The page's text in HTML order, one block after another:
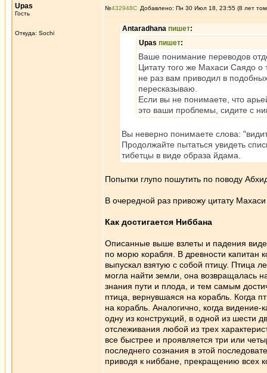
Upas
Гость
Откуда: Sochi
№432948 Добавлено: Пн 30 Июл 18, 23:55 (8 лет
Antaradhana пишет:
Upas пишет:
Ваше понимание переводов
Цитату того же Махаси Саядо о
не раз вам приводил в
пересказываю.
Если вы не понимаете, что
это ваши проблемы, сидите с
Вы неверно понимаете слова:
Продолжайте пытаться увидеть
тибетцы в виде образа йдама.
Попытки глупо пошутить по поводу
В очередной раз привожу цитату
Как достигается Ниббана
Описанные выше взлеты и падения
по морю корабля. В древности капитан
выпускал взятую с собой птицу. Птица
могла найти земли, она возвращалась
знания пути и плода, и тем самым
птица, вернувшаяся на корабль. Когда
на корабль. Аналогично, когда
одну из конструкций, в одной из шести
отслеживания любой из трех
все быстрее и проявляется три или
последнего сознания в этой
приводя к ниббане, прекращению всех